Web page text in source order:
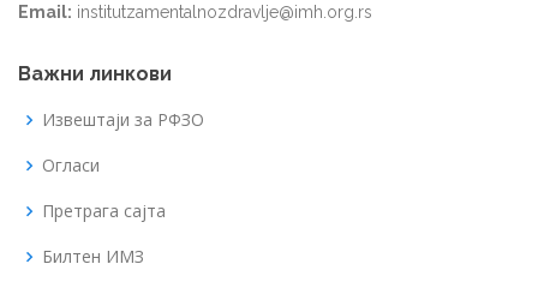
Email: institutzamentalnozdravlje@imh.org.rs
Важни линкови
Извештаји за РФЗО
Огласи
Претрага сајта
Билтен ИМЗ